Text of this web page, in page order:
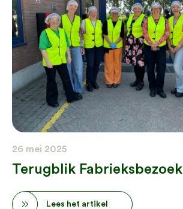
26 mei 2025
Terugblik Fabrieksbezoek
Lees het artikel